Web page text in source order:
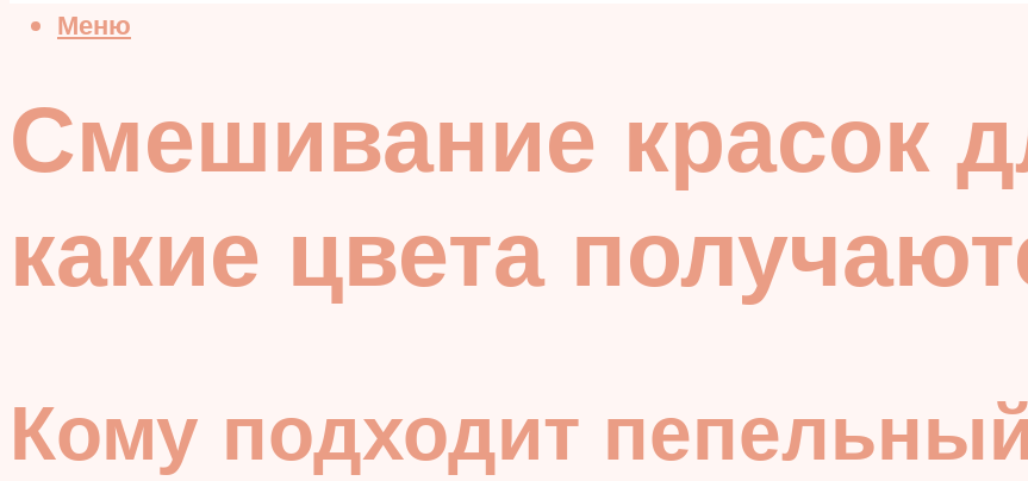
Меню
Смешивание красок
какие цвета
Кому подходит